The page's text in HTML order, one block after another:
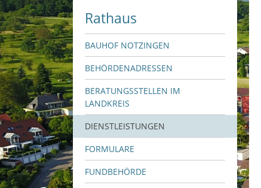
Rathaus
BAUHOF NOTZINGEN
BEHÖRDENADRESSEN
BERATUNGSSTELLEN IM
LANDKREIS
DIENSTLEISTUNGEN
FORMULARE
FUNDBEHÖRDE